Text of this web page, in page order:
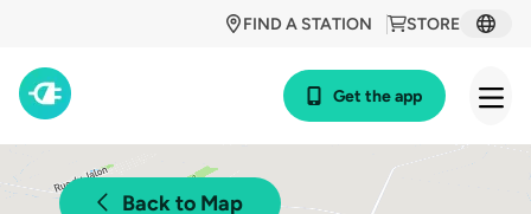
STORE
FIND A STATION
Get the app
Back to Map